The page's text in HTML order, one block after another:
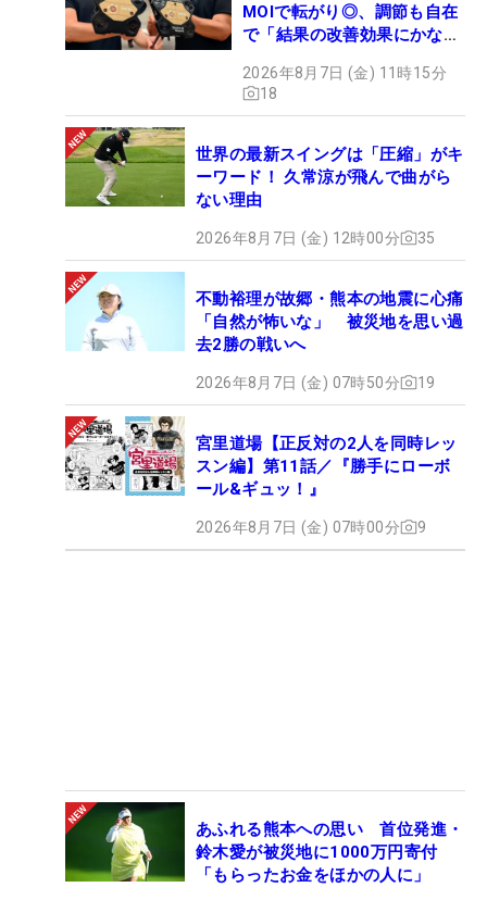
MOIで転がり◎、調節も自在
で「結果の改善効果にかなり
2026年8月7日 (金) 11時15分
18
世界の最新スイングは「圧縮」がキ
ーワード！ 久常涼が飛んで曲がら
ない理由
2026年8月7日 (金) 12時00分 35
不動裕理が故郷・熊本の地震に心痛
「自然が怖いな」 被災地を思い過
去2勝の戦いへ
2026年8月7日 (金) 07時50分 19
宮里道場【正反対の2人を同時レッ
スン編】第11話／『勝手にローボ
ール&ギュッ！』
2026年8月7日 (金) 07時00分 9
あふれる熊本への思い 首位発進・
鈴木愛が被災地に1000万円寄付
「もらったお金をほかの人に」